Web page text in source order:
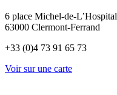
6 place Michel-de-L’Hospital
63000 Clermont-Ferrand
+33 (0)4 73 91 65 73
Voir sur une carte